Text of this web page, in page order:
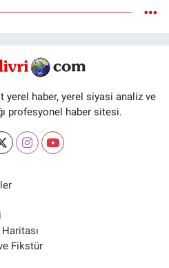
haber, yerel siyasi analiz ve
profesyonel haber sitesi.
Fikstür